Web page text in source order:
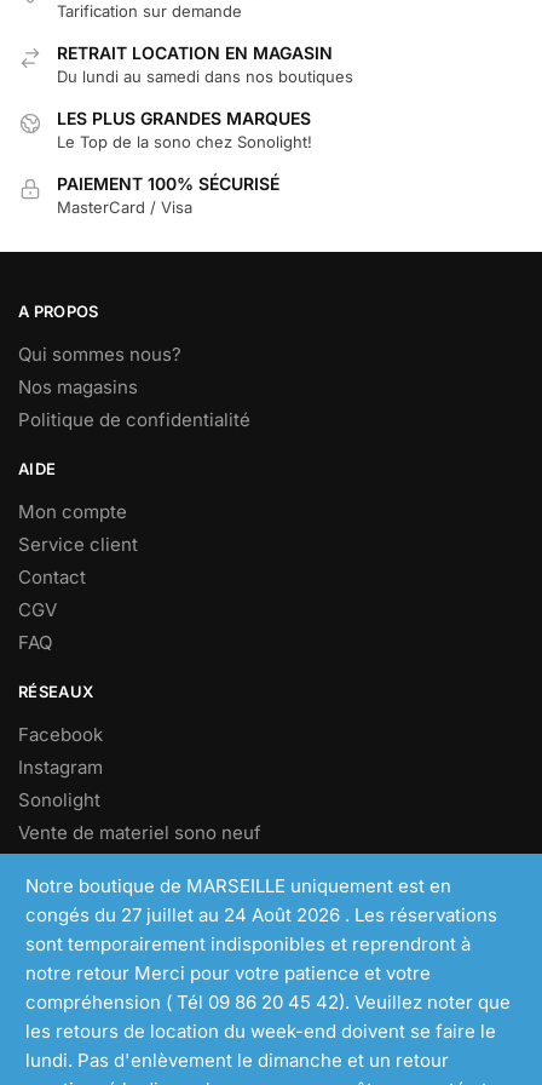
Notre boutique de MARSEILLE uniquement est en
congés du 27 juillet au 24 Août 2026 . Les réservations
sont temporairement indisponibles et reprendront à
notre retour Merci pour votre patience et votre
compréhension ( Tél 09 86 20 45 42). Veuillez noter que
les retours de location du week-end doivent se faire le
lundi. Pas d'enlèvement le dimanche et un retour
Tarification sur demande
RETRAIT LOCATION EN MAGASIN
Du lundi au samedi dans nos boutiques
LES PLUS GRANDES MARQUES
Le Top de la sono chez Sonolight!
PAIEMENT 100% SÉCURISÉ
MasterCard / Visa
A PROPOS
Qui sommes nous?
Nos magasins
Politique de confidentialité
AIDE
Mon compte
Service client
Contact
CGV
FAQ
RÉSEAUX
Facebook
Instagram
Sonolight
Vente de materiel sono neuf
NEWSLETTER
Inscrivez vous à notre newsletters pour profiter d’offres
exclusives.
[mc4wp_form id= »145″]